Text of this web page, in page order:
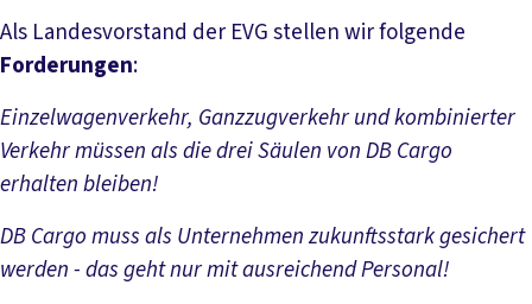
Als Landesvorstand der EVG stellen wir folgende
Forderungen:
Einzelwagenverkehr, Ganzzugverkehr und kombinierter
Verkehr müssen als die drei Säulen von DB Cargo
erhalten bleiben!
DB Cargo muss als Unternehmen zukunftsstark gesichert
werden - das geht nur mit ausreichend Personal!